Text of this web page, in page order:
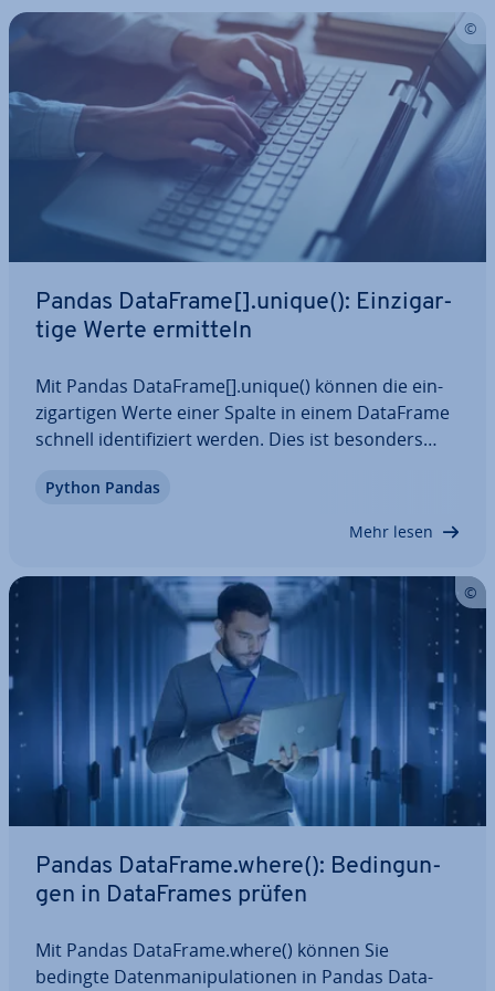
Pandas DataFrame[].unique(): Ein­zig­ar­
ti­ge Werte ermitteln
Mit Pandas DataFrame[].unique() können die ein­
zig­ar­ti­gen Werte einer Spalte in einem DataFrame
schnell iden­ti­fi­ziert werden. Dies ist besonders
Rückgabe eines numpy-Arrays er­leich­tert sie den
Python Pandas
Mehr lesen
Pandas DataFrame.where(): Be­din­gun­
gen in Da­ta­Frames prüfen
Mit Pandas DataFrame.where() können Sie
bedingte Da­ten­ma­ni­pu­la­tio­nen in Pandas Da­ta­